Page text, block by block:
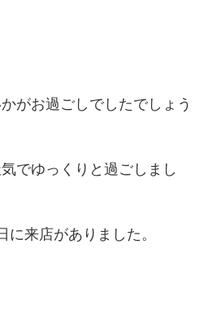
がお過ごしでしたでしょう
でゆっくりと過ごしまし
に来店がありました。